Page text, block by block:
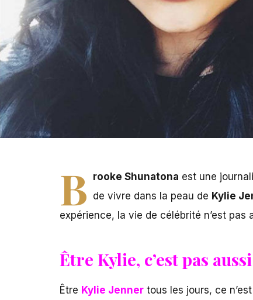
B rooke Shunatona est une
de vivre dans la peau de Kylie
expérience, la vie de célébrité n’est pas
Être Kylie, c’est pas
Être Kylie Jenner tous les jours, ce